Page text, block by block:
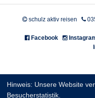
schulz aktiv reisen
Facebook
Hinweis: Unsere Website
Besucherstatistik.